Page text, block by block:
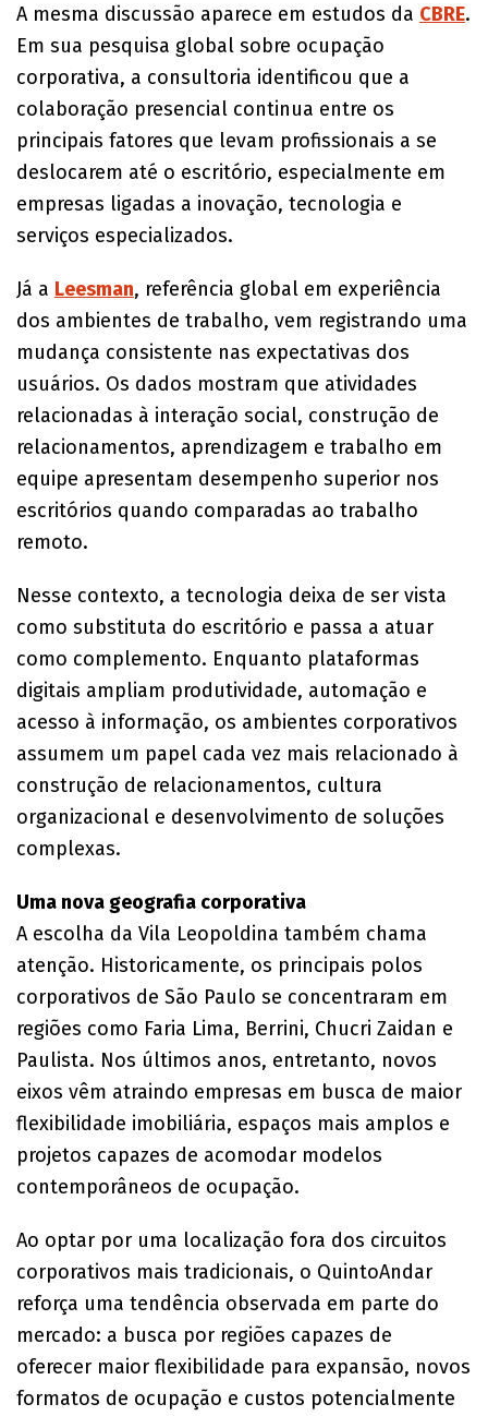
A mesma discussão aparece em estudos da CBRE.
Em sua pesquisa global sobre ocupação
corporativa, a consultoria identificou que a
colaboração presencial continua entre os
principais fatores que levam profissionais a se
deslocarem até o escritório, especialmente em
empresas ligadas a inovação, tecnologia e
serviços especializados.
Já a Leesman, referência global em experiência
dos ambientes de trabalho, vem registrando uma
mudança consistente nas expectativas dos
usuários. Os dados mostram que atividades
relacionadas à interação social, construção de
relacionamentos, aprendizagem e trabalho em
equipe apresentam desempenho superior nos
escritórios quando comparadas ao trabalho
remoto.
Nesse contexto, a tecnologia deixa de ser vista
como substituta do escritório e passa a atuar
como complemento. Enquanto plataformas
digitais ampliam produtividade, automação e
acesso à informação, os ambientes corporativos
assumem um papel cada vez mais relacionado à
construção de relacionamentos, cultura
organizacional e desenvolvimento de soluções
complexas.
Uma nova geografia corporativa
A escolha da Vila Leopoldina também chama
atenção. Historicamente, os principais polos
corporativos de São Paulo se concentraram em
regiões como Faria Lima, Berrini, Chucri Zaidan e
Paulista. Nos últimos anos, entretanto, novos
eixos vêm atraindo empresas em busca de maior
flexibilidade imobiliária, espaços mais amplos e
projetos capazes de acomodar modelos
contemporâneos de ocupação.
Ao optar por uma localização fora dos circuitos
corporativos mais tradicionais, o QuintoAndar
reforça uma tendência observada em parte do
mercado: a busca por regiões capazes de
oferecer maior flexibilidade para expansão, novos
formatos de ocupação e custos potencialmente